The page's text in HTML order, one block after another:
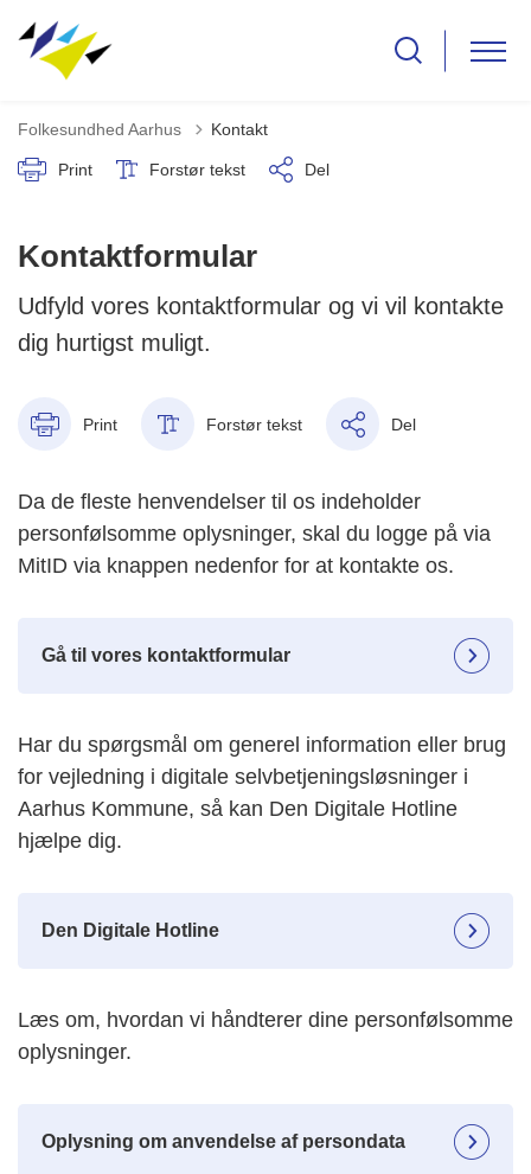
Folkesundhed Aarhus Kontakt
Print Forstør tekst Del
Kontaktformular
Udfyld vores kontaktformular og vi vil kontakte
dig hurtigst muligt.
Print Forstør tekst Del
Da de fleste henvendelser til os indeholder
personfølsomme oplysninger, skal du logge på via
MitID via knappen nedenfor for at kontakte os.
Gå til vores kontaktformular
Har du spørgsmål om generel information eller brug
for vejledning i digitale selvbetjeningsløsninger i
Aarhus Kommune, så kan Den Digitale Hotline
hjælpe dig.
Den Digitale Hotline
Læs om, hvordan vi håndterer dine personfølsomme
oplysninger.
Oplysning om anvendelse af persondata